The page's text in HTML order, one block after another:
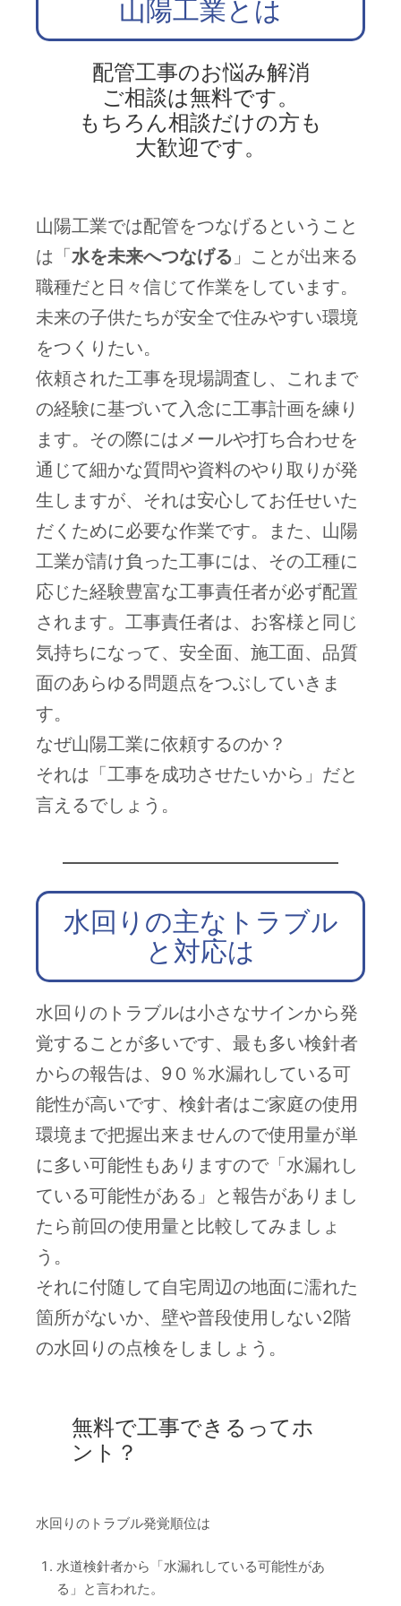
山陽工業とは
配管工事のお悩み解消
ご相談は無料です。
もちろん相談だけの方も
大歓迎です。
山陽工業では配管をつなげるということ
は「水を未来へつなげる 」ことが出来る
職種だと日々信じて作業をしています。
未来の子供たちが安全で住みやすい環境
をつくりたい。
依頼された工事を現場調査し、これまで
の経験に基づいて入念に工事計画を練り
ます。その際にはメールや打ち合わせを
通じて細かな質問や資料のやり取りが発
生しますが、それは安心してお任せいた
だくために必要な作業です。また、山陽
工業が請け負った工事には、その工種に
応じた経験豊富な工事責任者が必ず配置
されます。工事責任者は、お客様と同じ
気持ちになって、安全面、施工面、品質
面のあらゆる問題点をつぶしていきま
す。
なぜ山陽工業に依頼するのか？
それは「工事を成功させたいから」だと
言えるでしょう。
水回りの主なトラブル
と対応は
水回りのトラブルは小さなサインから発
覚することが多いです、最も多い検針者
からの報告は、9０％水漏れしている可
能性が高いです、検針者はご家庭の使用
環境まで把握出来ませんので使用量が単
に多い可能性もありますので「水漏れし
ている可能性がある」と報告がありまし
たら前回の使用量と比較してみましょ
う。
それに付随して自宅周辺の地面に濡れた
箇所がないか、壁や普段使用しない2階
の水回りの点検をしましょう。
無料で工事できるってホ
ント？
水回りのトラブル発覚順位は
水道検針者から「水漏れしている可能性があ
る」と言われた。